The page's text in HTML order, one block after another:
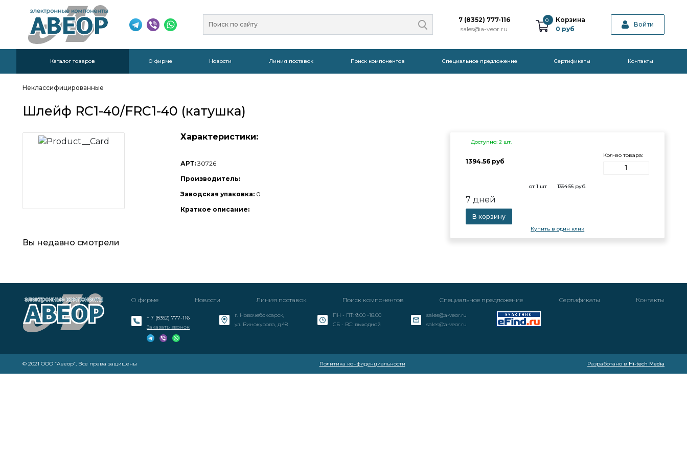
7 (8352) 777-116
sales@a-veor.ru
0
Корзина
0 руб
Войти
Каталог товаров О фирме Новости Линия поставок Поиск компонентов Специальное предложение Cертификаты Контакты
Неклассифицированные
Шлейф RC1-40/FRC1-40 (катушка)
Характеристики:
АРТ:30726
Производитель:
Заводская упаковка: 0
Краткое описание:
Доступно: 2 шт.
1394.56 руб
Кол-во товара:
от 1 шт 1394.56руб.
7 дней
В корзину
Купить в один клик
Вы недавно смотрели
О фирме Новости Линия поставок Поиск компонентов Специальное предложение Cертификаты Контакты
+ 7 (8352) 777-116
Заказать звонок
г. Новочебоксарск,
ул. Винокурова, д.48
ПН - ПТ: 9.00 -18.00
СБ - ВС: выходной
sales@a-veor.ru
sales@a-veor.ru
© 2021 ООО “Авеор”, Все права защищены Политика конфиденциальности Разработано в Hi-tech Media